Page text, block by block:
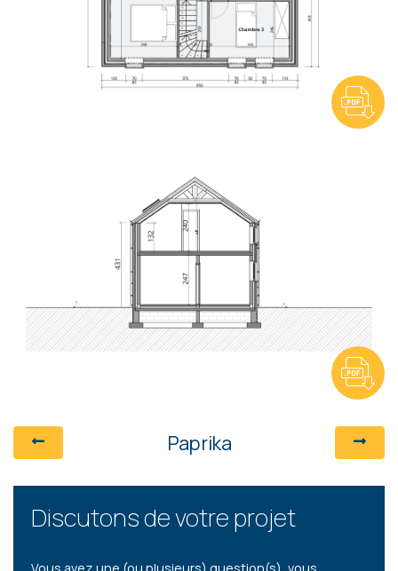
Paprika
Discutons de votre projet